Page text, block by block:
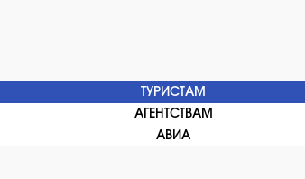
ТУРИСТАМ
АГЕНТСТВАМ
АВИА